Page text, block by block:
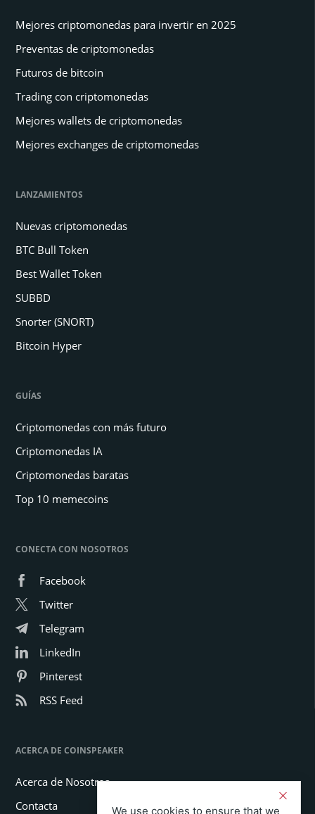
Mejores criptomonedas para invertir en 2025
Preventas de criptomonedas
Futuros de bitcoin
Trading con criptomonedas
Mejores wallets de criptomonedas
Mejores exchanges de criptomonedas
LANZAMIENTOS
Nuevas criptomonedas
BTC Bull Token
Best Wallet Token
SUBBD
Snorter (SNORT)
Bitcoin Hyper
GUÍAS
Criptomonedas con más futuro
Criptomonedas IA
Criptomonedas baratas
Top 10 memecoins
CONECTA CON NOSOTROS
Facebook
Twitter
Telegram
LinkedIn
Pinterest
RSS Feed
ACERCA DE COINSPEAKER
Acerca de Nosotros
Contacta
We use cookies to ensure that we